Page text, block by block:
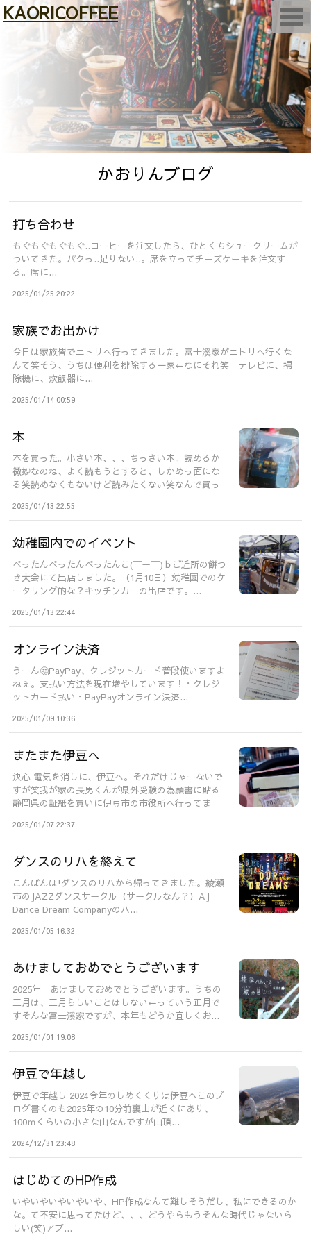
KAORICOFFEE
けいたBicycle
すずめタロット
かおりんブログ
打ち合わせ
もぐもぐもぐもぐ..コーヒーを注文したら、ひとくちシュークリームが
ついてきた。パクっ..足りない..。席を立ってチーズケーキを注文す
る。席に...
2025/01/25 20:22
家族でお出かけ
今日は家族皆でニトリへ行ってきました。富士溪家がニトリへ行くな
んて笑そう、うちは便利を排除する一家←なにそれ笑 テレビに、掃
除機に、炊飯器に...
2025/01/14 00:59
本
本を買った。小さい本、、、ちっさい本。読めるか
微妙なのね、よく読もうとすると、しかめっ面にな
る笑読めなくもないけど読みたくない笑なんで買っ
2025/01/13 22:55
幼稚園内でのイベント
ぺったんぺったんぺったんこ(￣ー￣)ｂご近所の餅つ
き大会にて出店しました。（1月10日）幼稚園でのケ
ータリング的な？キッチンカーの出店です。...
2025/01/13 22:44
オンライン決済
うーん🤔PayPay、クレジットカード普段使いますよ
ねぇ。支払い方法を現在増やしています！・クレジ
ットカード払い・PayPayオンライン決済...
2025/01/09 10:36
またまた伊豆へ
決心 電気を消しに、伊豆へ。それだけじゃーないで
すが笑我が家の長男くんが県外受験の為願書に貼る
静岡県の証紙を買いに伊豆市の市役所へ行ってま
2025/01/07 22:37
ダンスのリハを終えて
こんばんは!ダンスのリハから帰ってきました。綾瀬
市のJAZZダンスサークル（サークルなん？）AJ
Dance Dream Companyのハ...
2025/01/05 16:32
あけましておめでとうございます
2025年 あけましておめでとうございます。うちの
正月は、正月らしいことはしない←っていう正月で
すそんな富士溪家ですが、本年もどうか宜しくお...
2025/01/01 19:08
伊豆で年越し
伊豆で年越し 2024今年のしめくくりは伊豆へこのブ
ログ書くのも2025年の10分前裏山が近くにあり、
100ｍくらいの小さな山なんですが山頂...
2024/12/31 23:48
はじめてのHP作成
いやいやいやいやいや、HP作成なんて難しそうだし、私にできるのか
な。て不安に思ってたけど、、、どうやらもうそんな時代じゃないら
しい(笑)アプ...
T
o
g
g
l
e
n
v
i
g
a
t
i